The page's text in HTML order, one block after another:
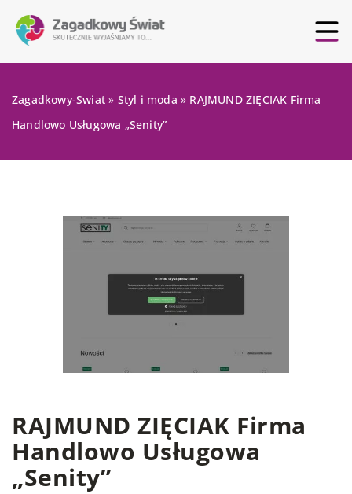
Zagadkowy-Swiat » Styl i moda » RAJMUND ZIĘCIAK Firma
Handlowo Usługowa „Senity”
RAJMUND ZIĘCIAK Firma
Handlowo Usługowa
„Senity”